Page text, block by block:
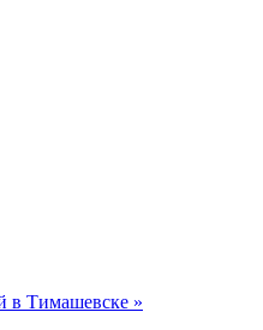
в Тимашевске »